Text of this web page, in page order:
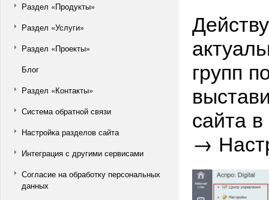
Раздел «Продукты»
Раздел «Услуги»
Раздел «Проекты»
Блог
Раздел «Контакты»
Система обратной связи
Настройка разделов сайта
Интеграция с другими сервисами
Согласие на обработку персональных
данных
групп
сайта
→